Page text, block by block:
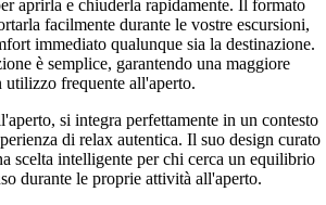
aprirla e chiuderla rapidamente. Il formato
facilmente durante le vostre escursioni,
immediato qualunque sia la destinazione.
è semplice, garantendo una maggiore
utilizzo frequente all'aperto.
si integra perfettamente in un contesto
di relax autentica. Il suo design curato
scelta intelligente per chi cerca un equilibrio
durante le proprie attività all'aperto.